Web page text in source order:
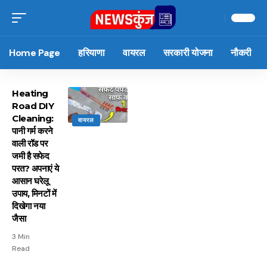
Home Page हरियाणा वायरल सरकारी योजना नौकरी
वायरल
Heating
Road DIY
Cleaning:
पानी गर्म करने
वाली रॉड पर
जमी है सफेद
परत? अपनाएं ये
आसान घरेलू
उपाय, मिनटों में
दिखेगा नया
जैसा
3 Min
Read